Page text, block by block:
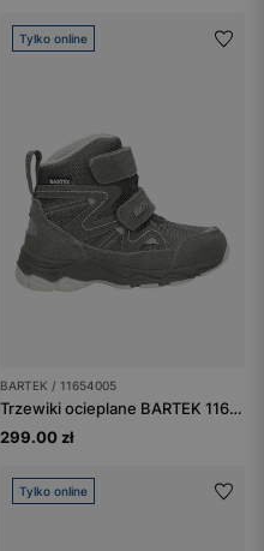
Tylko online
BARTEK / 11654005
Trzewiki ocieplane BARTEK 11654005, szary
299.00 zł
Tylko online